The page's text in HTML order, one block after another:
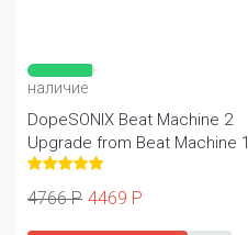
наличие
DopeSONIX Beat Machine 2
Upgrade from Beat Machine 1
4766 Р 4469 Р